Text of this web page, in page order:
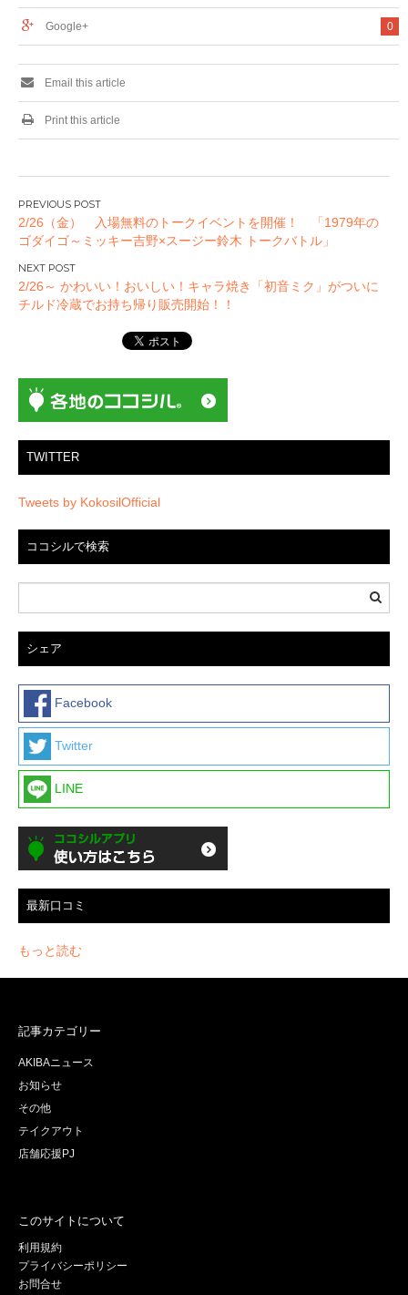
0
Google+
Email this article
Print this article
投
稿
ナ
ビ
ゲ
ン
2/26（金） 入場無料のトークイベントを開催！ 「1979年の
ゴダイゴ～ミッキー吉野×スージー鈴木 トークバトル」
2/26～ かわいい！おいしい！キャラ焼き「初音ミク」がついに
チルド冷蔵でお持ち帰り販売開始！！
TWITTER
Tweets by KokosilOfficial
ココシルで検索
シェア
Facebook
Twitter
LINE
最新口コミ
もっと読む
記事カテゴリー
AKIBAニュース
お知らせ
その他
テイクアウト
店舗応援PJ
このサイトについて
利用規約
プライバシーポリシー
お問合せ